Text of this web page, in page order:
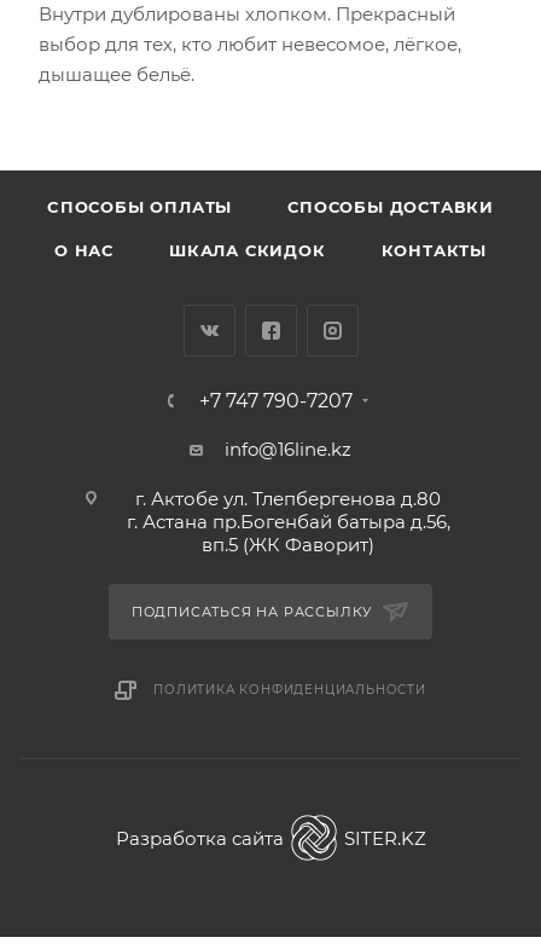
Внутри дублированы хлопком. Прекрасный
выбор для тех, кто любит невесомое, лёгкое,
дышащее бельё.
CПОСОБЫ ОПЛАТЫ СПОСОБЫ ДОСТАВКИ
О НАС ШКАЛА СКИДОК КОНТАКТЫ
+7 747 790-7207
info@16line.kz
г. Актобе ул. Тлепбергенова д.80
г. Астана пр.Богенбай батыра д.56,
вп.5 (ЖК Фаворит)
ПОДПИСАТЬСЯ НА РАССЫЛКУ
ПОЛИТИКА КОНФИДЕНЦИАЛЬНОСТИ
Разработка сайта SITER.KZ